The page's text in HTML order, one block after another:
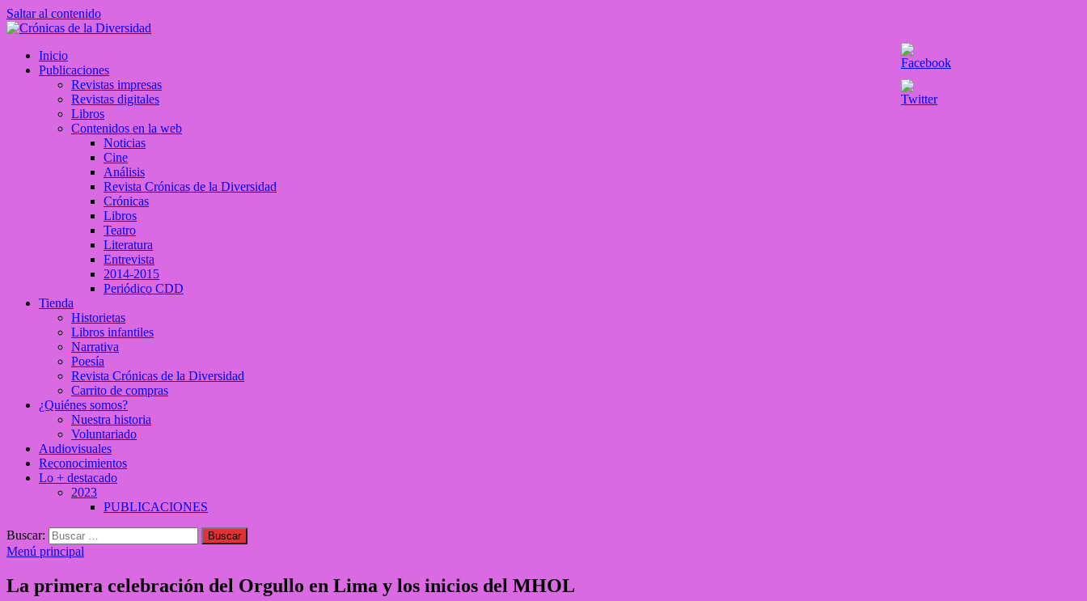
Saltar al contenido
Crónicas de la Diversidad
Plataforma de comunicaciones sobre temas de cultura LGTB+ peruana
Inicio
Publicaciones
Revistas impresas
Revistas digitales
Libros
Contenidos en la web
Noticias
Cine
Análisis
Revista Crónicas de la Diversidad
Crónicas
Libros
Teatro
Literatura
Entrevista
2014-2015
Periódico CDD
Tienda
Historietas
Libros infantiles
Narrativa
Poesía
Revista Crónicas de la Diversidad
Carrito de compras
¿Quiénes somos?
Nuestra historia
Voluntariado
Audiovisuales
Reconocimientos
Lo + destacado
2023
PUBLICACIONES
Buscar:
Menú principal
La primera celebración del Orgullo en Lima y los inicios del MHOL